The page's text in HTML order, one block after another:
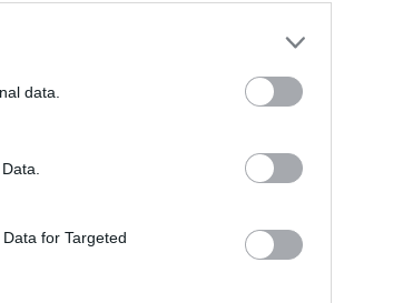
data.
for Targeted
che ci
sottolineato il
il
luoghi di
scambi anche
una
importanti
tennis, da
Paolo Pinna
Martina